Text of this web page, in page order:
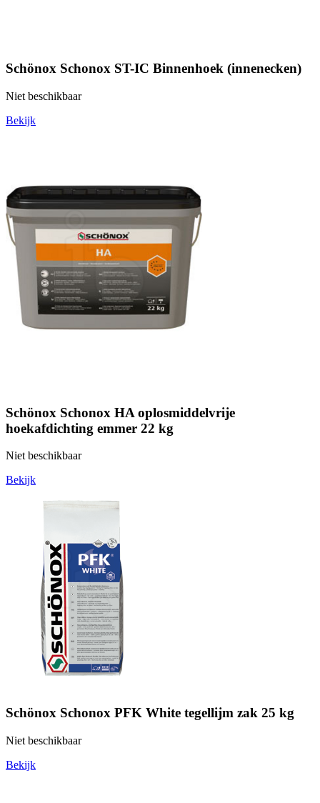
Schönox Schonox ST-IC Binnenhoek (innenecken)
Niet beschikbaar
Bekijk
Schönox Schonox HA oplosmiddelvrije
hoekafdichting emmer 22 kg
Niet beschikbaar
Bekijk
Schönox Schonox PFK White tegellijm zak 25 kg
Niet beschikbaar
Bekijk